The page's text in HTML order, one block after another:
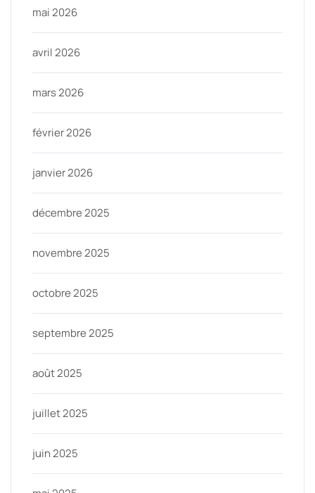
mai 2026
avril 2026
mars 2026
février 2026
janvier 2026
décembre 2025
novembre 2025
octobre 2025
septembre 2025
août 2025
juillet 2025
juin 2025